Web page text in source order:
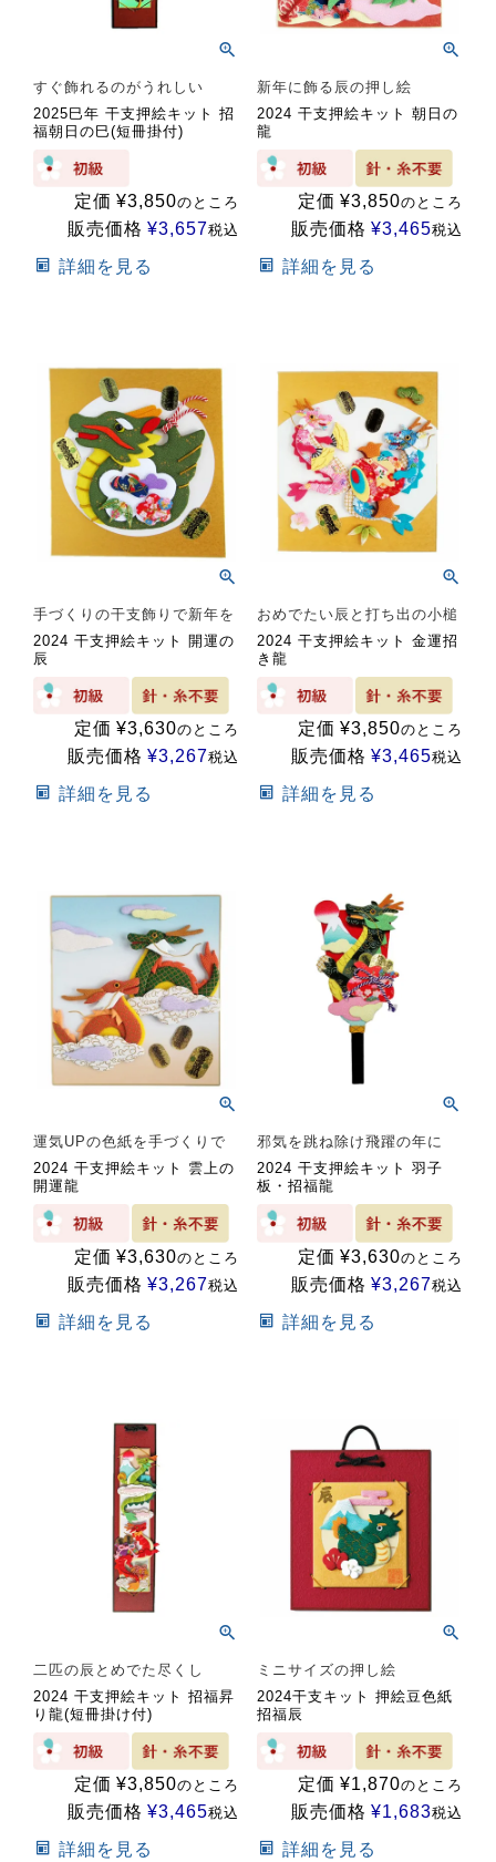
すぐ飾れるのがうれしい
2025巳年 干支押絵キット 招
福朝日の巳(短冊掛付)
定価 ¥3,850のところ
販売価格 ¥3,657税込
詳細を見る
新年に飾る辰の押し絵
2024 干支押絵キット 朝日の
龍
定価 ¥3,850のところ
販売価格 ¥3,465税込
詳細を見る
手づくりの干支飾りで新年を
2024 干支押絵キット 開運の
辰
定価 ¥3,630のところ
販売価格 ¥3,267税込
詳細を見る
おめでたい辰と打ち出の小槌
2024 干支押絵キット 金運招
き龍
定価 ¥3,850のところ
販売価格 ¥3,465税込
詳細を見る
運気UPの色紙を手づくりで
2024 干支押絵キット 雲上の
開運龍
定価 ¥3,630のところ
販売価格 ¥3,267税込
詳細を見る
邪気を跳ね除け飛躍の年に
2024 干支押絵キット 羽子
板・招福龍
定価 ¥3,630のところ
販売価格 ¥3,267税込
詳細を見る
二匹の辰とめでた尽くし
2024 干支押絵キット 招福昇
り龍(短冊掛け付)
定価 ¥3,850のところ
販売価格 ¥3,465税込
詳細を見る
ミニサイズの押し絵
2024干支キット 押絵豆色紙
招福辰
定価 ¥1,870のところ
販売価格 ¥1,683税込
詳細を見る